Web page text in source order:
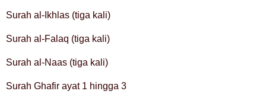
Surah al-Ikhlas (tiga kali)
Surah al-Falaq (tiga kali)
Surah al-Naas (tiga kali)
Surah Ghafir ayat 1 hingga 3